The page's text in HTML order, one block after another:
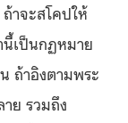
าจะสโคปให้
เป็นกฏหมาย
ถ้าอิงตามพระ
ย รวมถึง